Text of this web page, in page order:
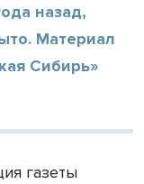
назад,
Материал
Сибирь»
газеты